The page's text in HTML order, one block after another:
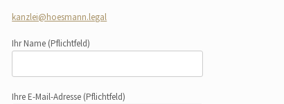
kanzlei@hoesmann.legal
Ihr Name (Pflichtfeld)
Ihre E-Mail-Adresse (Pflichtfeld)